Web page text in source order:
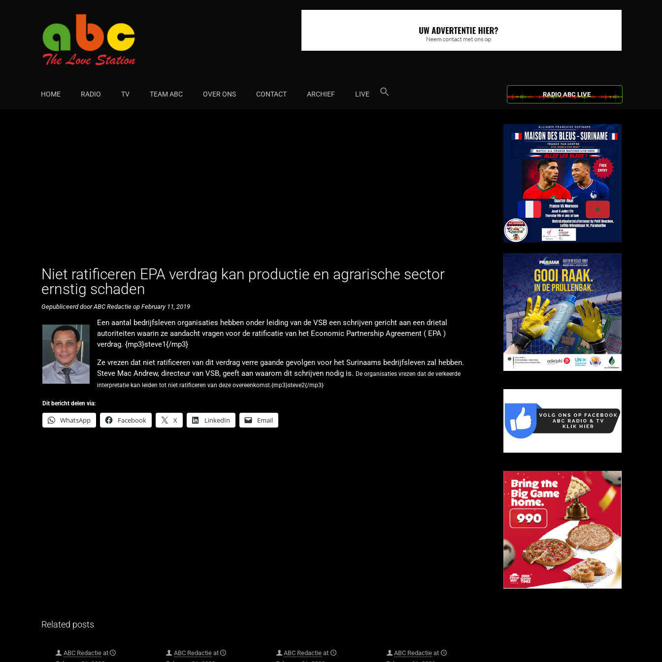
HOME RADIO TV TEAM ABC OVER ONS CONTACT ARCHIEF LIVE
Search
for:
RADIO ABC LIVE
Niet ratificeren EPA verdrag kan productie en agrarische sector
ernstig schaden
Gepubliceerd door ABC Redactie op February 11, 2019
Een aantal bedrijfsleven organisaties hebben onder leiding van de VSB een schrijven gericht aan een drietal
autoriteiten waarin ze aandacht vragen voor de ratificatie van het Economic Partnership Agreement ( EPA )
verdrag. {mp3}steve1{/mp3}
Ze vrezen dat niet ratificeren van dit verdrag verre gaande gevolgen voor het Surinaams bedrijfsleven zal hebben.
Steve Mac Andrew, directeur van VSB, geeft aan waarom dit schrijven nodig is. De organisaties vrezen dat de verkeerde
interpretatie kan leiden tot niet ratificeren van deze overeenkomst.{mp3}steve2{/mp3}
Dit bericht delen via:
WhatsApp Facebook X LinkedIn Email
Related posts
ABC Redactie at
ABC Redactie at
ABC Redactie at
ABC Redactie at